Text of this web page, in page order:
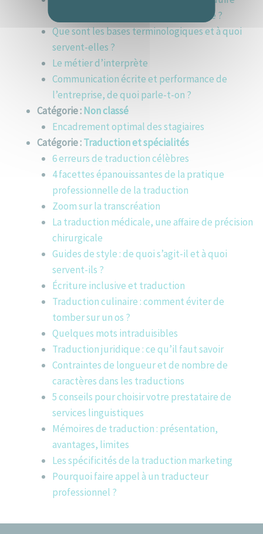
uniquement vers sa langue maternelle ?
Que sont les bases terminologiques et à quoi
servent-elles ?
Le métier d’interprète
Communication écrite et performance de
l’entreprise, de quoi parle-t-on ?
Catégorie :Non classé
Encadrement optimal des stagiaires
Catégorie :Traduction et spécialités
6 erreurs de traduction célèbres
4 facettes épanouissantes de la pratique
professionnelle de la traduction
Zoom sur la transcréation
La traduction médicale, une affaire de précision
chirurgicale
Guides de style : de quoi s’agit-il et à quoi
servent-ils ?
Écriture inclusive et traduction
Traduction culinaire : comment éviter de
tomber sur un os ?
Quelques mots intraduisibles
Traduction juridique : ce qu’il faut savoir
Contraintes de longueur et de nombre de
caractères dans les traductions
5 conseils pour choisir votre prestataire de
services linguistiques
Mémoires de traduction : présentation,
avantages, limites
Les spécificités de la traduction marketing
Pourquoi faire appel à un traducteur
professionnel ?